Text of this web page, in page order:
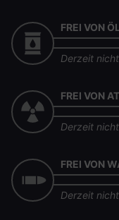
FREI VON
Derzeit
FREI VON
Derzeit
FREI VON
Derzeit